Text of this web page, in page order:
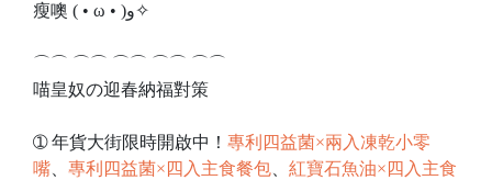
瘦噢 ( • ω • )و✧
⌒⌒ ⌒⌒ ⌒⌒ ⌒⌒ ⌒⌒
喵皇奴の迎春納福對策
➀ 年貨大街限時開啟中！ 專利四益菌×兩入凍乾小零
嘴
專利四益菌×四入主食餐包
紅寶石魚油×四入主食